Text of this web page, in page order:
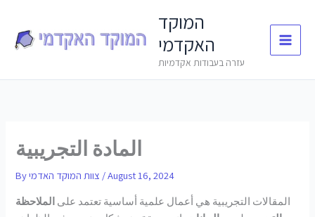
content
המוקד
האקדמי
עזרה בעבודות אקדמיות
المادة التجريبية
By /August 16, 2024
المقالات التجريبية هي أعمال علمية أساسية تعتمد على الملاحظة